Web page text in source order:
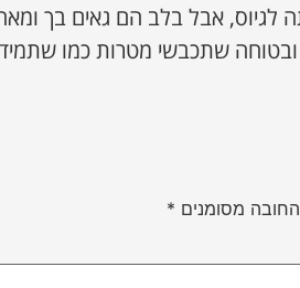
לגיוס, אבל בלב הם גאים בך
ובטוחה שתכבשי מטרות כמו
מסומנים *